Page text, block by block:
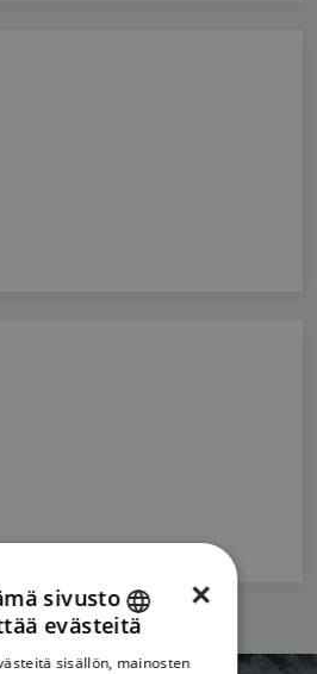
ENGLISH
×
sivusto
evästeitä
sisällön, mainosten